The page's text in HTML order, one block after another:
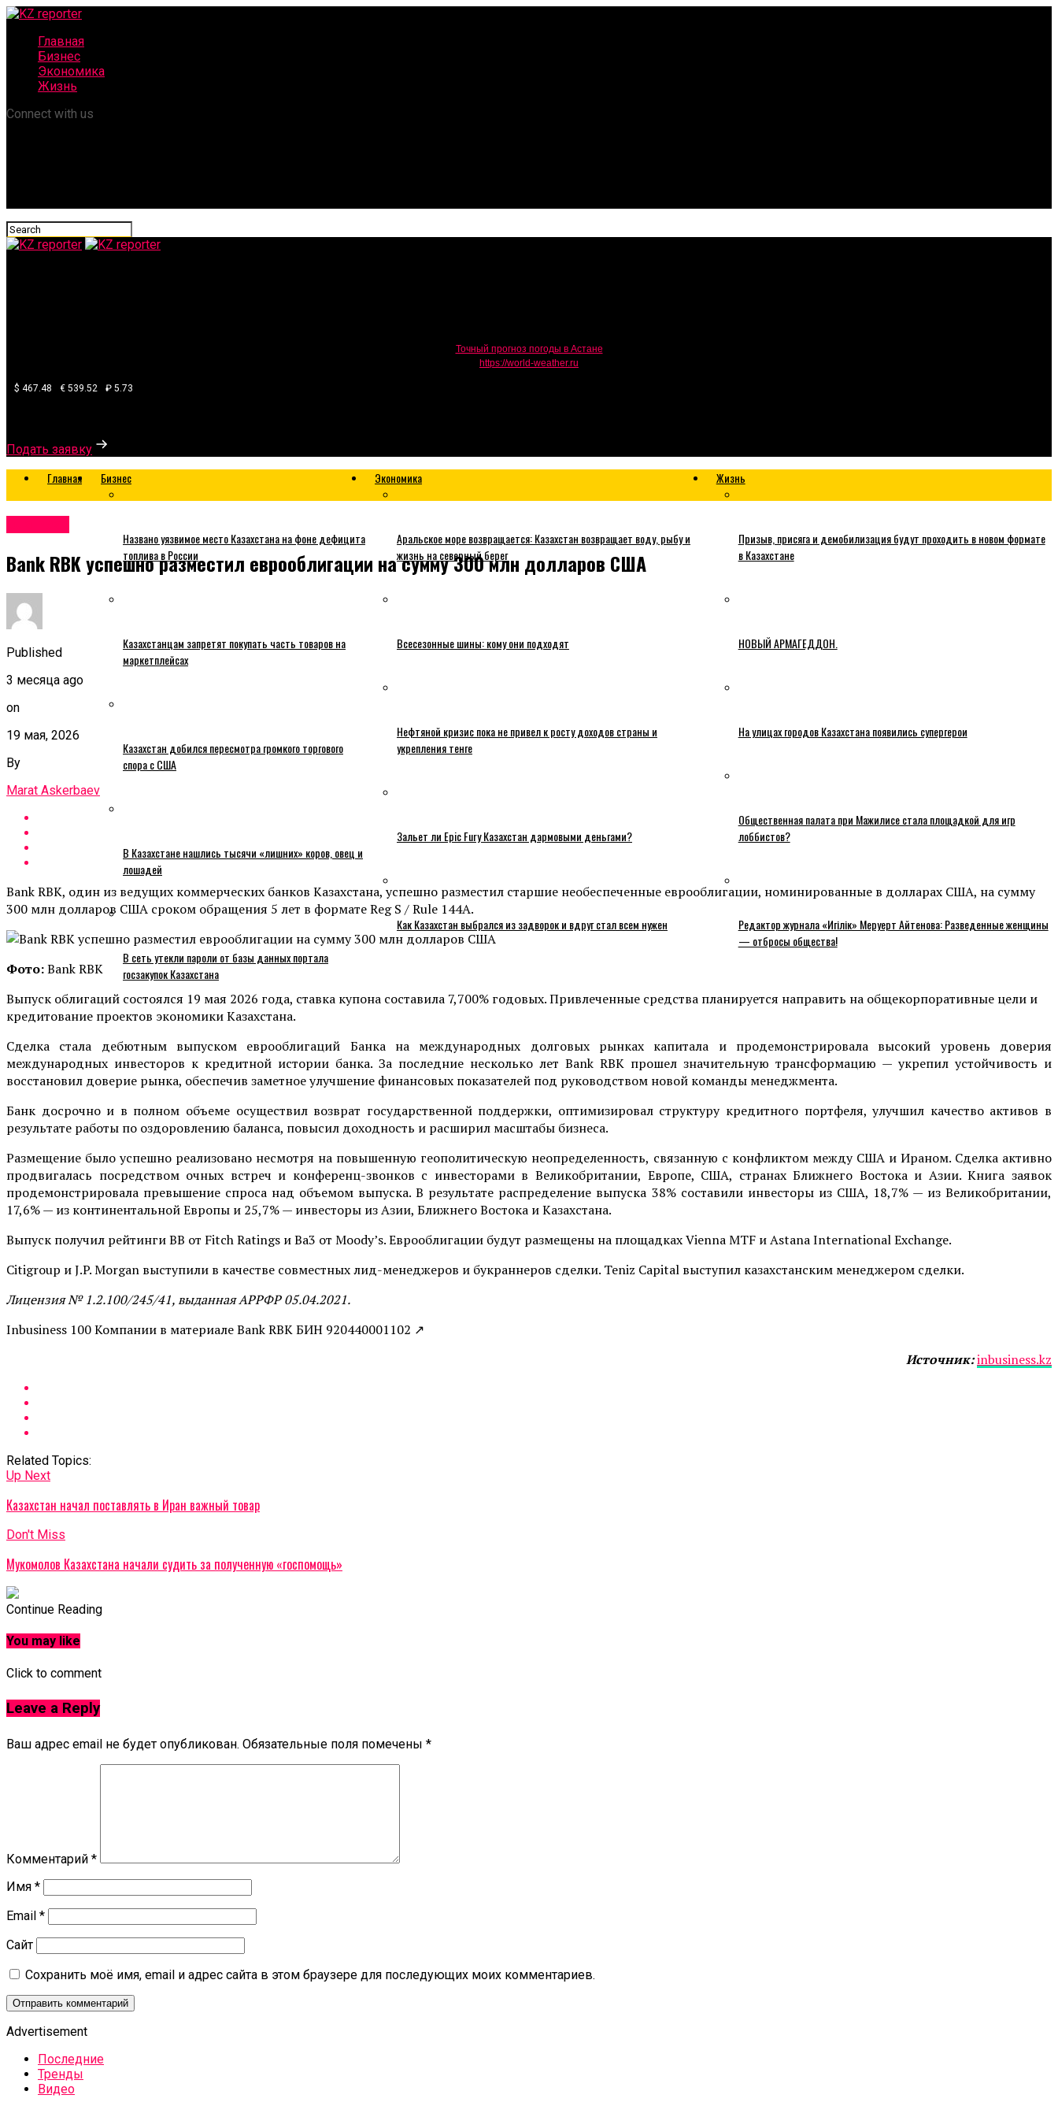
Главная
Бизнес
Экономика
Жизнь
Connect with us
Точный прогноз погоды в Астане
https://world-weather.ru
$ 467.48 € 539.52 ₽ 5.73
Подать заявку
Главная Бизнес
Названо уязвимое место Казахстана на фоне дефицита
топлива в России
Казахстанцам запретят покупать часть товаров на
маркетплейсах
Казахстан добился пересмотра громкого торгового
спора с США
В Казахстане нашлись тысячи «лишних» коров, овец и
лошадей
В сеть утекли пароли от базы данных портала
госзакупок Казахстана
Экономика
Аральское море возвращается: Казахстан возвращает воду, рыбу и
жизнь на северный берег
Всесезонные шины: кому они подходят
Нефтяной кризис пока не привел к росту доходов страны и
укрепления тенге
Зальет ли Epic Fury Казахстан дармовыми деньгами?
Как Казахстан выбрался из задворок и вдруг стал всем нужен
Жизнь
Призыв, присяга и демобилизация будут проходить в новом формате
в Казахстане
НОВЫЙ АРМАГЕДДОН.
На улицах городов Казахстана появились супергерои
Общественная палата при Мажилисе стала площадкой для игр
лоббистов?
Редактор журнала «Игілік» Меруерт Айтенова: Разведенные женщины
— отбросы общества!
Bank RBK успешно разместил еврооблигации на сумму 300 млн долларов США
Published
3 месяца ago
on
19 мая, 2026
By
Marat Askerbaev
Bank RBK, один из ведущих коммерческих банков Казахстана, успешно разместил старшие необеспеченные еврооблигации, номинированные в долларах США, на сумму
300 млн долларов США сроком обращения 5 лет в формате Reg S / Rule 144A.
Фото:Bank RBK
Выпуск облигаций состоялся 19 мая 2026 года, ставка купона составила 7,700% годовых. Привлеченные средства планируется направить на общекорпоративные цели и
кредитование проектов экономики Казахстана.
Сделка стала дебютным выпуском еврооблигаций Банка на международных долговых рынках капитала и продемонстрировала высокий уровень доверия
международных инвесторов к кредитной истории банка. За последние несколько лет Bank RBK прошел значительную трансформацию — укрепил устойчивость и
восстановил доверие рынка, обеспечив заметное улучшение финансовых показателей под руководством новой команды менеджмента.
Банк досрочно и в полном объеме осуществил возврат государственной поддержки, оптимизировал структуру кредитного портфеля, улучшил качество активов в
результате работы по оздоровлению баланса, повысил доходность и расширил масштабы бизнеса.
Размещение было успешно реализовано несмотря на повышенную геополитическую неопределенность, связанную с конфликтом между США и Ираном. Сделка активно
продвигалась посредством очных встреч и конференц-звонков с инвесторами в Великобритании, Европе, США, странах Ближнего Востока и Азии. Книга заявок
продемонстрировала превышение спроса над объемом выпуска. В результате распределение выпуска 38% составили инвесторы из США, 18,7% — из Великобритании,
17,6% — из континентальной Европы и 25,7% — инвесторы из Азии, Ближнего Востока и Казахстана.
Выпуск получил рейтинги BB от Fitch Ratings и Ba3 от Moody’s. Еврооблигации будут размещены на площадках Vienna MTF и Astana International Exchange.
Citigroup и J.P. Morgan выступили в качестве совместных лид-менеджеров и букраннеров сделки. Teniz Capital выступил казахстанским менеджером сделки.
Лицензия № 1.2.100/245/41, выданная АРРФР 05.04.2021.
Inbusiness 100 Компании в материале Bank RBK БИН 920440001102 ↗
Источник:inbusiness.kz
Related Topics:
Up Next
Казахстан начал поставлять в Иран важный товар
Don't Miss
Мукомолов Казахстана начали судить за полученную «госпомощь»
Continue Reading
You may like
Click to comment
Leave a Reply
Ваш адрес email не будет опубликован. Обязательные поля помечены *
Комментарий *
Имя *
Email *
Сайт
Сохранить моё имя, email и адрес сайта в этом браузере для последующих моих комментариев.
Advertisement
Последние
Тренды
Видео